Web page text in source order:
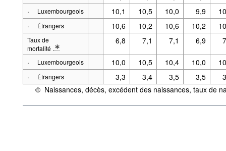
·
Luxembourgeois 10,1 10,5 10,0 9,9
·
Étrangers 10,6 10,2 10,6 10,2
Taux de
mortalité
* Note spécification 2: Définitions: Taux de mortalité
6,8 7,1 7,1 6,9
· Luxembourgeois 10,0 10,5 10,4 10,0
·
Étrangers 3,3 3,4 3,5 3,5
© Naissances, décès, excédent des naissances, taux de